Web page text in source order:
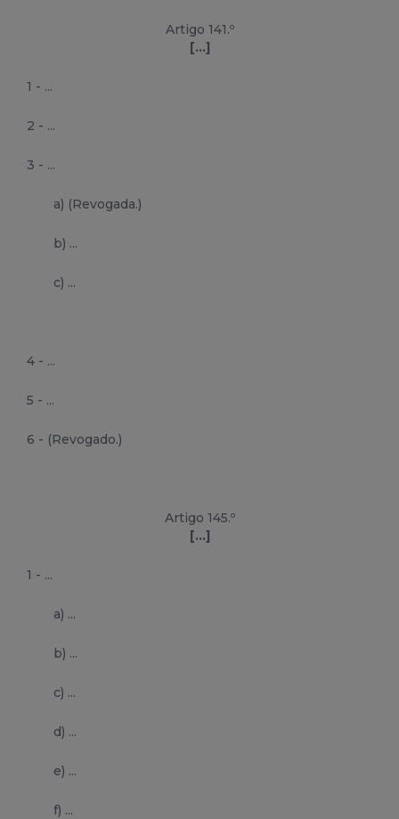
Artigo 141.º
[...]
1 - ...
2 - ...
3 - ...
a) (Revogada.)
b) ...
c) ...
4 - ...
5 - ...
6 - (Revogado.)
Artigo 145.º
[...]
1 - ...
a) ...
b) ...
c) ...
d) ...
e) ...
f) ...